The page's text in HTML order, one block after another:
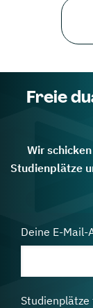
Freie
Wir
Studienplätze
Deine E-Mail-
Studienplätze